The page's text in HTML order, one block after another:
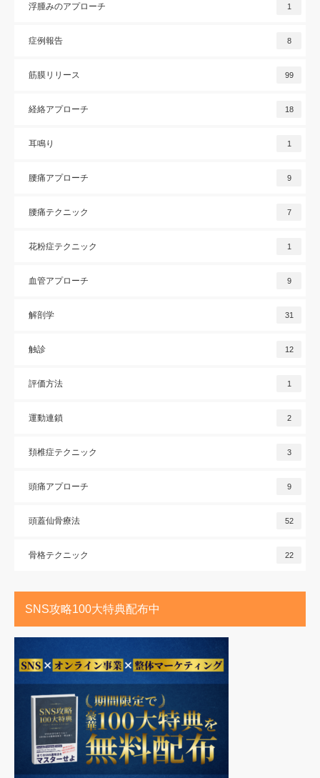
浮腫みのアプローチ 1
症例報告 8
筋膜リリース 99
経絡アプローチ 18
耳鳴り 1
腰痛アプローチ 9
腰痛テクニック 7
花粉症テクニック 1
血管アプローチ 9
解剖学 31
触診 12
評価方法 1
運動連鎖 2
頚椎症テクニック 3
頭痛アプローチ 9
頭蓋仙骨療法 52
骨格テクニック 22
SNS攻略100大特典配布中